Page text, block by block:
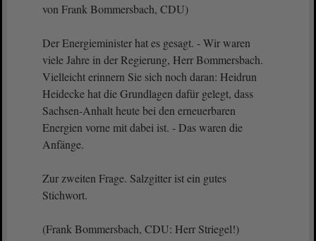
von Frank Bommersbach, CDU)
Der Energieminister hat es gesagt. - Wir waren
viele Jahre in der Regierung, Herr Bommersbach.
Vielleicht erinnern Sie sich noch daran: Heidrun
Heidecke hat die Grundlagen dafür gelegt, dass
Sachsen-Anhalt heute bei den erneuerbaren
Energien vorne mit dabei ist. - Das waren die
Anfänge.
Zur zweiten Frage. Salzgitter ist ein gutes
Stichwort.
(Frank Bommersbach, CDU: Herr Striegel!)